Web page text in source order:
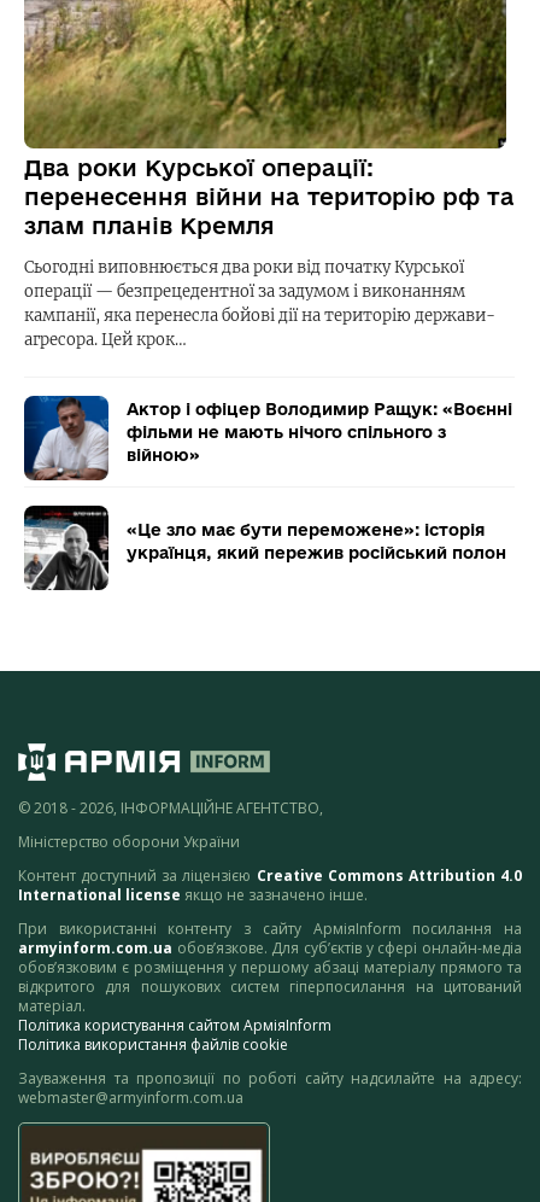
Два роки Курської операції:
перенесення війни на територію рф та
злам планів Кремля
Сьогодні виповнюється два роки від початку Курської
операції — безпрецедентної за задумом і виконанням
кампанії, яка перенесла бойові дії на територію держави-
агресора. Цей крок…
Актор і офіцер Володимир Ращук: «Воєнні
фільми не мають нічого спільного з
війною»
«Це зло має бути переможене»: історія
українця, який пережив російський полон
© 2018 - 2026, ІНФОРМАЦІЙНЕ АГЕНТСТВО,
Міністерство оборони України
Контент доступний за ліцензією Creative Commons Attribution 4.0
International license якщо не зазначено інше.
При використанні контенту з сайту АрміяInform посилання на
armyinform.com.ua обов’язкове. Для суб’єктів у сфері онлайн-медіа
обов’язковим є розміщення у першому абзаці матеріалу прямого та
відкритого для пошукових систем гіперпосилання на цитований
матеріал.
Політика користування сайтом АрміяInform
Політика використання файлів cookie
Зауваження та пропозиції по роботі сайту надсилайте на адресу:
webmaster@armyinform.com.ua